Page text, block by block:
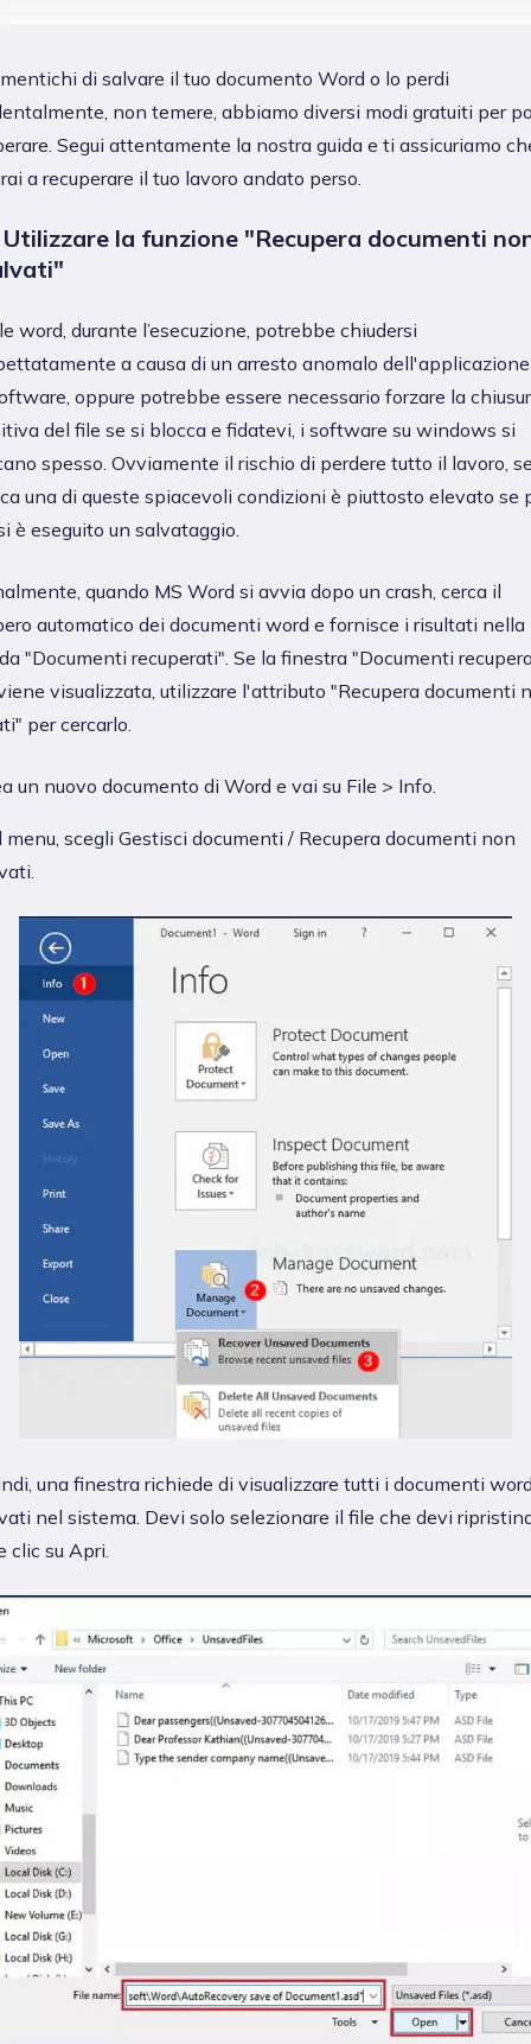
di salvare il tuo documento Word o lo perdi
non temere, abbiamo diversi modi gratuiti per
Segui attentamente la nostra guida e ti assicuriamo
a recuperare il tuo lavoro andato perso.
la funzione "Recupera documenti
word, durante l’esecuzione, potrebbe chiudersi
a causa di un arresto anomalo
oppure potrebbe essere necessario forzare la
del file se si blocca e fidatevi, i software su windows si
spesso. Ovviamente il rischio di perdere tutto il lavoro,
una di queste spiacevoli condizioni è piuttosto elevato se
è eseguito un salvataggio.
quando MS Word si avvia dopo un crash, cerca il
automatico dei documenti word e fornisce i risultati nella
"Documenti recuperati". Se la finestra "Documenti
visualizzata, utilizzare l'attributo "Recupera documenti
per cercarlo.
un nuovo documento di Word e vai su File > Info.
menu, scegli Gestisci documenti / Recupera documenti non
una finestra richiede di visualizzare tutti i documenti
nel sistema. Devi solo selezionare il file che devi
clic su Apri.